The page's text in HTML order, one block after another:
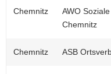
Chemnitz
AWO
Chemnitz
Chemnitz ASB